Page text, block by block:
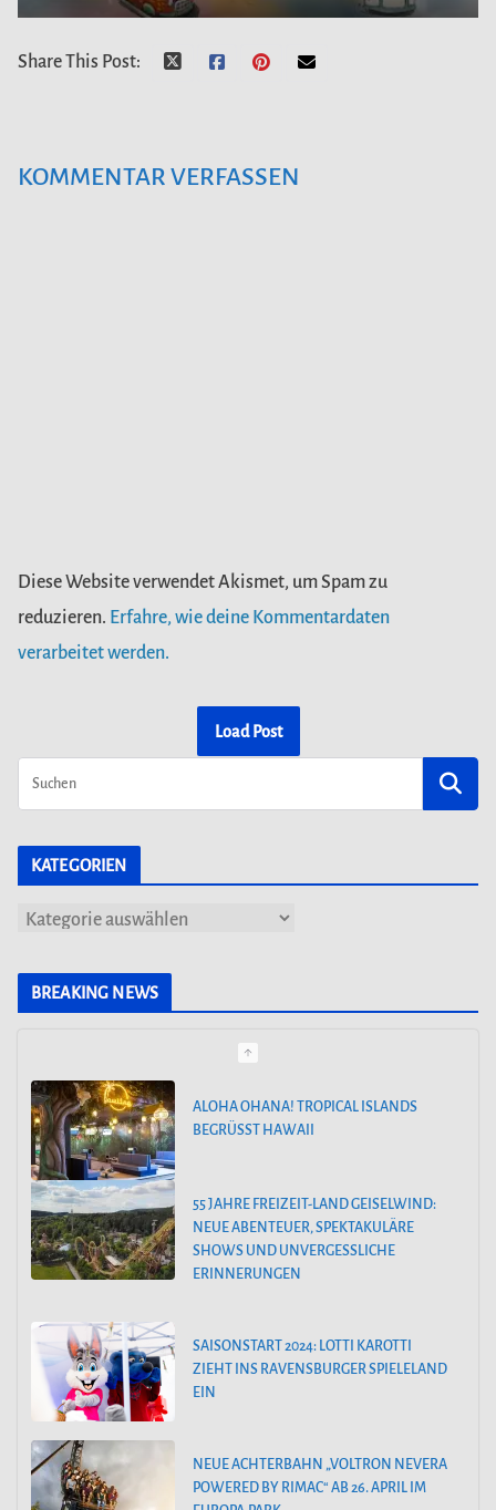
Share This Post:
KOMMENTAR VERFASSEN
Diese Website verwendet Akismet, um Spam zu
reduzieren. Erfahre, wie deine Kommentardaten
verarbeitet werden.
Load Post
KATEGORIEN
K
BREAKING NEWS
55 JAHRE FREIZEIT-LAND GEISELWIND:
NEUE ABENTEUER, SPEKTAKULÄRE
SAISONSTART 2024: LOTTI KAROTTI
ZIEHT INS RAVENSBURGER SPIELELAND
NEUE ACHTERBAHN „VOLTRON NEVERA
POWERED BY RIMAC“ AB 26. APRIL IM
SAISONSTART IM PLAYMOBIL-FUNPARK